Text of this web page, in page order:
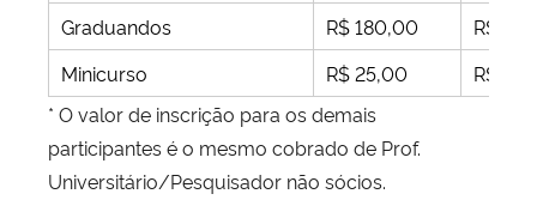
Graduandos R$ 180,00
R$
Minicurso
R$ 25,00
R$
* O valor de inscrição para os demais
participantes é o mesmo cobrado de Prof.
Universitário/Pesquisador não sócios.